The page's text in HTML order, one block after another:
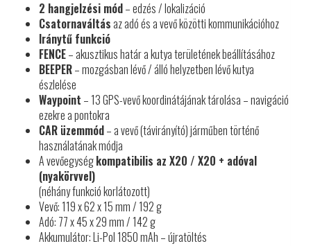
2 hangjelzési mód– edzés / lokalizáció
Csatornaváltásaz adó és a vevő közötti kommunikációhoz
Iránytű funkció
FENCE– akusztikus határ a kutya területének beállításához
BEEPER– mozgásban lévő / álló helyzetben lévő kutya
észlelése
Waypoint – 13 GPS-vevő koordinátájának tárolása – navigáció
ezekre a pontokra
CAR üzemmód– a vevő (távirányító) járműben történő
használatának módja
A vevőegységkompatibilis az X20 / X20 + adóval
(nyakörvvel)
(néhány funkció korlátozott)
Vevő: 119 x 62 x 15 mm / 192 g
Adó: 77 x 45 x 29 mm / 142 g
Akkumulátor: Li-Pol 1850 mAh – újratöltés